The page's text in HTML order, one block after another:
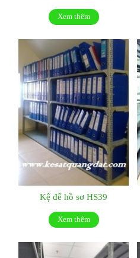
Xem thêm
Kệ để hồ sơ HS39
Xem thêm